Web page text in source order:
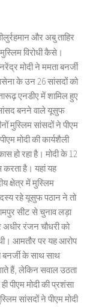
और अबु ताहिर
विरोधी कैसे।
मोदी ने ममता बनर्जी
के उन 26 सांसदों को
एनडीए में शामिल हुए
बनने वाले यूसुफ
मुस्लिम सांसदों ने पीएम
मोदी की कार्यशैली
हो रहा है। मोदी के 12
करता है। यहां यह
क्षेत्र में मुस्लिम
रहे यूसुफ पठान ने तो
सीट से चुनाव लड़ा
अधीर रंजन चौधरी को
आमतौर पर यह आरोप
बनर्जी के साथ साथ
हैं, लेकिन सवाल उठता
पीएम मोदी की प्रशंसा
सांसदों ने पीएम मोदी